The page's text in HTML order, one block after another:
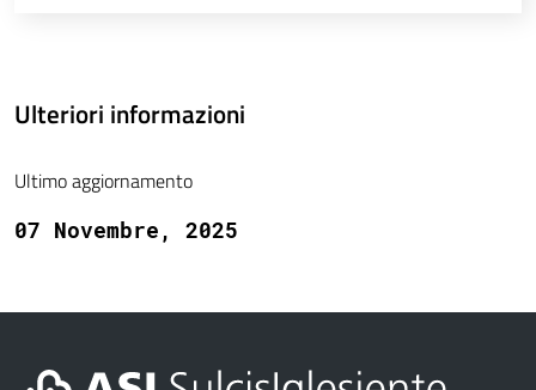
Ulteriori informazioni
Ultimo aggiornamento
07 Novembre, 2025